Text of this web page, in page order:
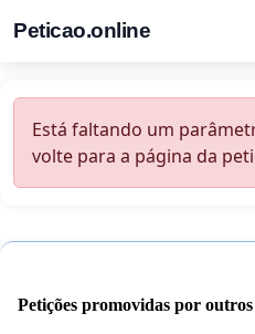
Peticao.online
Está faltando um
volte para a página da
Petições promovidas por